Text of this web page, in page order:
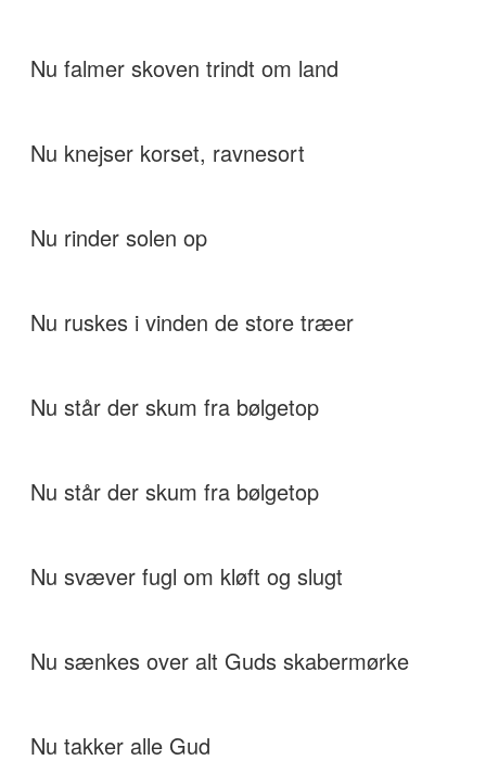
Nu falmer skoven trindt om land
Nu knejser korset, ravnesort
Nu rinder solen op
Nu ruskes i vinden de store træer
Nu står der skum fra bølgetop
Nu står der skum fra bølgetop
Nu svæver fugl om kløft og slugt
Nu sænkes over alt Guds skabermørke
Nu takker alle Gud